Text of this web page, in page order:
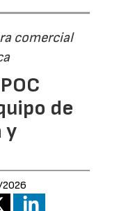
comercial
de
y